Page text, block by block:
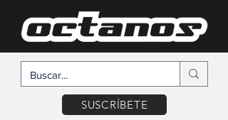
SUSCRÍBETE